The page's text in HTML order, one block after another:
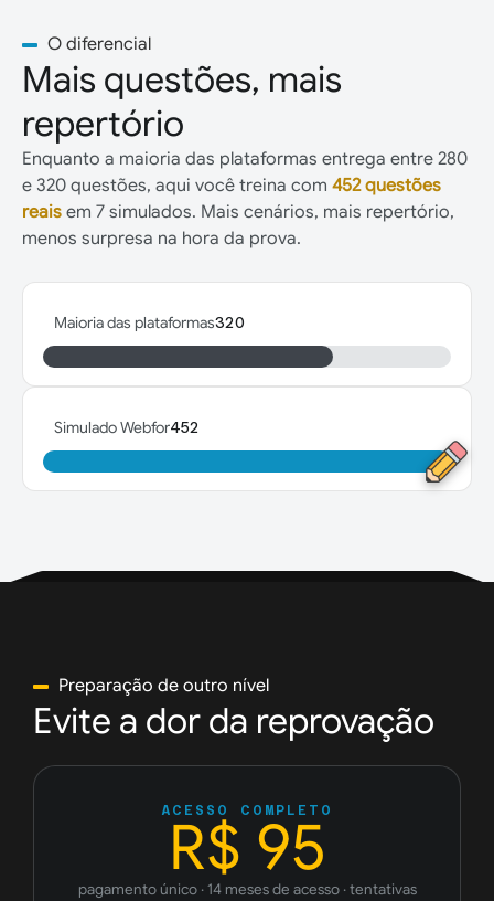
O diferencial
Mais questões, mais
repertório
Enquanto a maioria das plataformas entrega entre 280
e 320 questões, aqui você treina com 452 questões
reais em 7 simulados. Mais cenários, mais repertório,
menos surpresa na hora da prova.
Maioria das plataformas320
Simulado Webfor452
Preparação de outro nível
Evite a dor da reprovação
ACESSO COMPLETO
R$ 95
pagamento único · 14 meses de acesso · tentativas